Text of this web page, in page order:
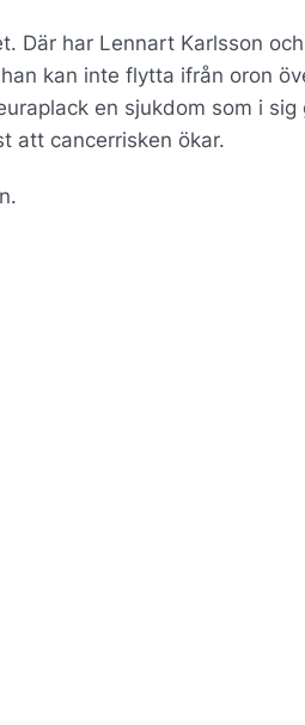
Där har Lennart Karlsson
kan inte flytta ifrån oron
en sjukdom som i sig
att cancerrisken ökar.